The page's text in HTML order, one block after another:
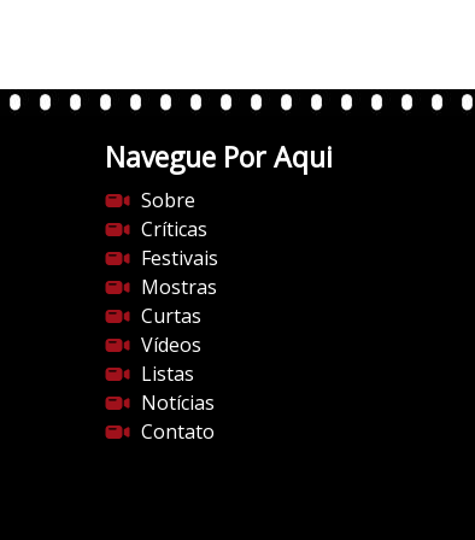
w
p
c
o
m
/
v
e
r
t
e
n
Navegue Por Aqui
Sobre
Críticas
Festivais
Mostras
Curtas
Vídeos
Listas
Notícias
Contato